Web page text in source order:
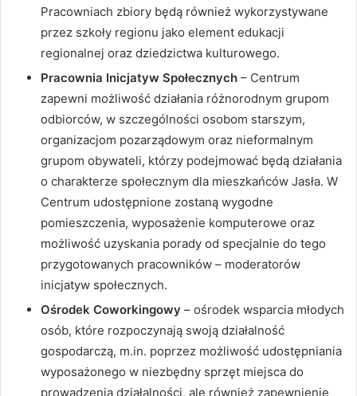
Pracowniach zbiory będą również wykorzystywane
przez szkoły regionu jako element edukacji
regionalnej oraz dziedzictwa kulturowego.
Pracownia Inicjatyw Społecznych – Centrum
zapewni możliwość działania różnorodnym grupom
odbiorców, w szczególności osobom starszym,
organizacjom pozarządowym oraz nieformalnym
grupom obywateli, którzy podejmować będą działania
o charakterze społecznym dla mieszkańców Jasła. W
Centrum udostępnione zostaną wygodne
pomieszczenia, wyposażenie komputerowe oraz
możliwość uzyskania porady od specjalnie do tego
przygotowanych pracowników – moderatorów
inicjatyw społecznych.
Ośrodek Coworkingowy – ośrodek wsparcia młodych
osób, które rozpoczynają swoją działalność
gospodarczą, m.in. poprzez możliwość udostępniania
wyposażonego w niezbędny sprzęt miejsca do
prowadzenia działalności, ale również zapewnienie